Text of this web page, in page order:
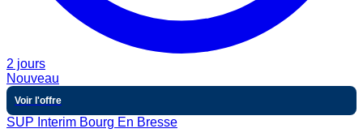
2 jours
Nouveau
Voir l'offre
SUP Interim Bourg En Bresse